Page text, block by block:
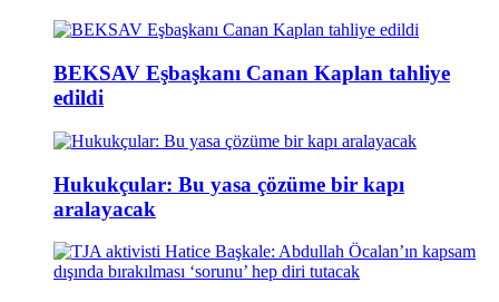
BEKSAV Eşbaşkanı Canan Kaplan tahliye
edildi
Hukukçular: Bu yasa çözüme bir kapı
aralayacak